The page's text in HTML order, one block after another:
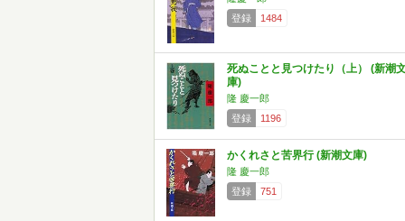
登録
1484
死ぬことと見つけたり（上） (新潮
庫)
隆 慶一郎
登録
1196
かくれさと苦界行 (新潮文庫)
隆 慶一郎
登録
751